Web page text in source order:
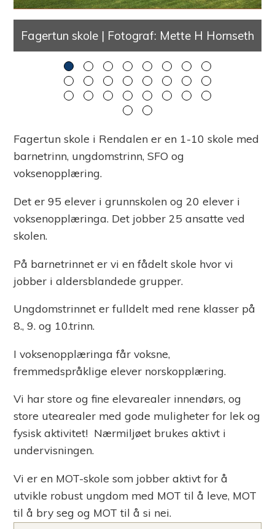
Fagertun skole | Fotograf: Mette H Hornseth
Fagertun skole i Rendalen er en 1-10 skole med
barnetrinn, ungdomstrinn, SFO og
voksenopplæring.
Det er 95 elever i grunnskolen og 20 elever i
voksenopplæringa. Det jobber 25 ansatte ved
skolen.
På barnetrinnet er vi en fådelt skole hvor vi
jobber i aldersblandede grupper.
Ungdomstrinnet er fulldelt med rene klasser på
8., 9. og 10.trinn.
I voksenopplæringa får voksne,
fremmedspråklige elever norskopplæring.
Vi har store og fine elevarealer innendørs, og
store utearealer med gode muligheter for lek og
fysisk aktivitet! Nærmiljøet brukes aktivt i
undervisningen.
Vi er en MOT-skole som jobber aktivt for å
utvikle robust ungdom med MOT til å leve, MOT
til å bry seg og MOT til å si nei.